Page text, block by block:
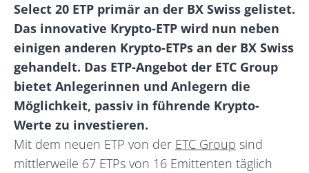
Select 20 ETP primär an der BX Swiss gelistet.
Das innovative Krypto-ETP wird nun neben
einigen anderen Krypto-ETPs an der BX Swiss
gehandelt. Das ETP-Angebot der ETC Group
bietet Anlegerinnen und Anlegern die
Möglichkeit, passiv in führende Krypto-
Werte zu investieren.
Mit dem neuen ETP von der ETC Group sind
mittlerweile 67 ETPs von 16 Emittenten täglich